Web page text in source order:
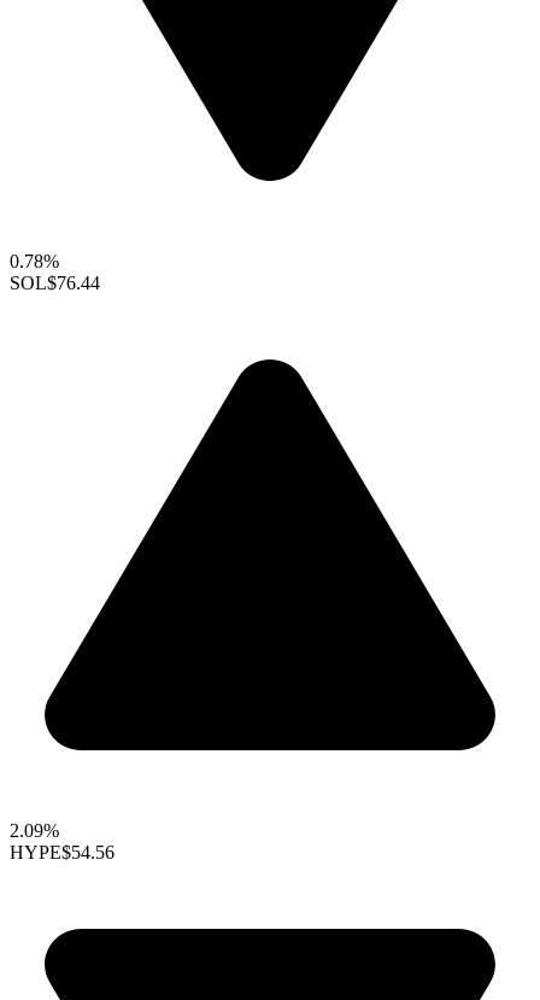
0.78%
SOL$76.44
2.09%
HYPE$54.56